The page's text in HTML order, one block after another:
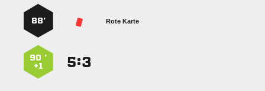
Rote Karte
88’
:
90 ’
+1